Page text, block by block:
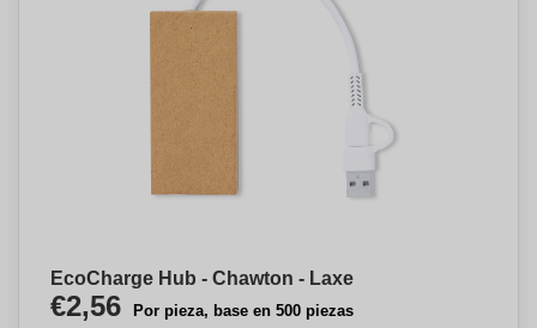
EcoCharge Hub - Chawton - Laxe
€2,56 Por pieza, base en 500 piezas